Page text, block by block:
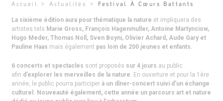
Accueil >Actualités > Festival À Cœurs Battants
La sixième édition aura pour thématique la nature et impliquera des
artistes tels Marie Gross, François Hagenmuller, Antoine Martynciow,
Hugo Meder, Thomas Noll, Sven Boyni, Olivier Achard, Aude Gary et
Pauline Haas mais également pas loin de 200 jeunes et enfants.
6 concerts et spectacles sont proposés sur 4 jours au public
afin d’explorer les merveilles de la nature. En ouverture et pour la 1ère
année, le public pourra participerà un dîner-concert suivi d’un échange
culturel. Nouveauté également, cette année un parcours art et nature